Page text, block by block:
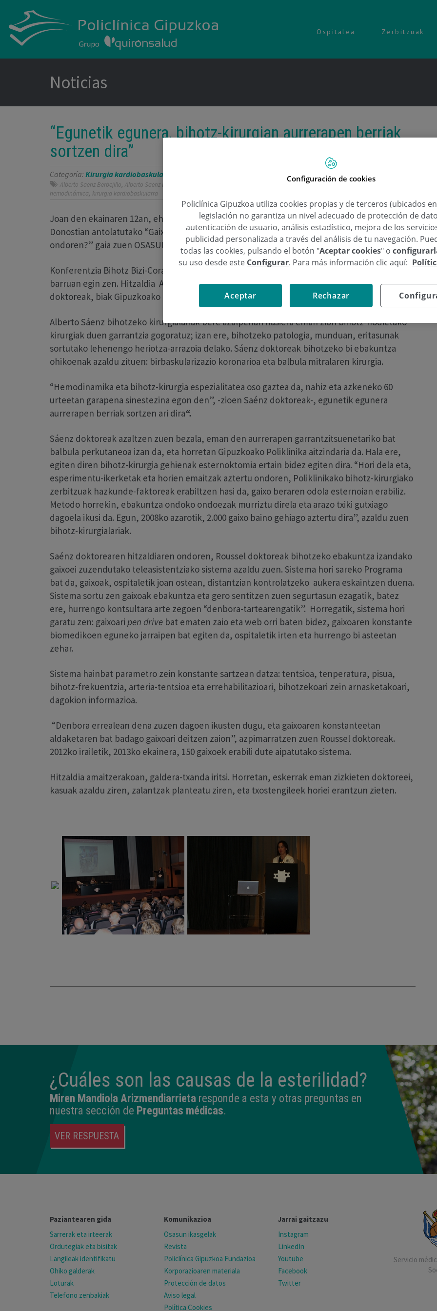
Ospitalea Zerbitzuak
Noticias
“Egunetik egunera, bihotz-kirurgian aurrerapen berriak
sortzen dira”
Categoría: Kirurgia kardiobaskularra 13 de ekaina de 2013
Alberto Saenz Berbejillo, Alberto Saenz Berbejillo , cardiología , , ,
hemodinámica, kirurgia kardiobaskularra
Joan den ekainaren 12an, ehun gipuzkoar inguru gerturatu ziren Gipuzkoako Poliklinikak
Donostian antolatutako “Gaixo Kardiologikoa: Nola hobetu bere bizi-kalitate ebakuntzaren
ondoren?” gaia zuen OSASUNAREN GELARA
Konferentzia Bihotz Bizi-Corazón Vivo Elkarteak antolatutako 2013 Bihotzaren Astearen
barruan egin zen. Hitzaldia Alberto Sáenz bihotz-hodietako kirurgialariak eta Sonia Roussel
doktoreak, biak Gipuzkoako Poliklinikako Bihotz Kirurgiako Zerbitzukoak, eman zuten.
Alberto Sáenz bihotzeko kirurgialariak bere azalpenari hasiera eman zion bihotz-hodietako
kirurgiak duen garrantzia gogoratuz; izan ere, bihotzeko patologia, munduan, eritasunak
sortutako lehenengo heriotza-arrazoia delako. Sáenz doktoreak bihotzeko bi ebakuntza
ohikoenak azaldu zituen: birbaskularizazio koronarioa eta balbula mitralaren kirurgia.
“Hemodinamika eta bihotz-kirurgia espezialitatea oso gaztea da, nahiz eta azkeneko 60
urteetan garapena sinestezina egon den”, -zioen Saénz doktoreak-, egunetik egunera
aurrerapen berriak sortzen ari dira“.
Sáenz doktoreak azaltzen zuen bezala, eman den aurrerapen garrantzitsuenetariko bat
balbula perkutaneoa izan da, eta horretan Gipuzkoako Poliklinika aitzindaria da. Hala ere,
egiten diren bihotz-kirurgia gehienak esternoktomia ertain bidez egiten dira. “Hori dela eta,
esperimentu-ikerketak eta horien emaitzak aztertu ondoren, Poliklinikako bihotz-kirurgiako
zerbitzuak hazkunde-faktoreak erabiltzen hasi da, gaixo beraren odola esternoian erabiliz.
Metodo horrekin, ebakuntza ondoko ondoezak murriztu direla eta arazo txiki gutxiago
dagoela ikusi da. Egun, 2008ko azarotik, 2.000 gaixo baino gehiago aztertu dira”, azaldu zuen
bihotz-kirurgialariak.
Saénz doktorearen hitzaldiaren ondoren, Roussel doktoreak bihotzeko ebakuntza izandako
gaixoei zuzendutako teleasistentziako sistema azaldu zuen. Sistema hori sareko Programa
bat da, gaixoak, ospitaletik joan ostean, distantzian kontrolatzeko aukera eskaintzen duena.
Sistema sortu zen gaixoak ebakuntza eta gero sentitzen zuen segurtasun ezagatik, batez
ere, hurrengo kontsultara arte zegoen “denbora-tartearengatik”. Horregatik, sistema hori
garatu zen: gaixoari pen drive bat ematen zaio eta web orri baten bidez, gaixoaren konstante
biomedikoen eguneko jarraipen bat egiten da, ospitaletik irten eta hurrengo bi asteetan
zehar.
Sistema hainbat parametro zein konstante sartzean datza: tentsioa, tenperatura, pisua,
bihotz-frekuentzia, arteria-tentsioa eta errehabilitazioari, bihotzekoari zein arnasketakoari,
dagokion informazioa.
“Denbora errealean dena zuzen dagoen ikusten dugu, eta gaixoaren konstanteetan
aldaketaren bat badago gaixoari deitzen zaion”, azpimarratzen zuen Roussel doktoreak.
2012ko irailetik, 2013ko ekainera, 150 gaixoek erabili dute aipatutako sistema.
Hitzaldia amaitzerakoan, galdera-txanda iritsi. Horretan, eskerrak eman zizkieten doktoreei,
kasuak azaldu ziren, zalantzak planteatu ziren, eta txostengileek horiei erantzun zieten.
¿Cuáles son las causas de la esterilidad?
Miren Mandiola Arizmendiarrieta responde a esta y otras preguntas en
nuestra sección de Preguntas médicas.
VER RESPUESTA
Paziantearen gida
Sarrerak eta irteerak
Ordutegiak eta bisitak
Langileak identifikatu
Ohiko galderak
Loturak
Telefono zenbakiak
Komunikazioa
Osasun ikasgelak
Revista
Policlínica Gipuzkoa Fundazioa
Korporazioaren materiala
Protección de datos
Aviso legal
Política Cookies
Jarrai gaitzazu
Instagram
LinkedIn
Youtube
Facebook
Twitter
Servicio
Configuración de cookies
Policlínica Gipuzkoa utiliza cookies propias y de terceros (ubicados
legislación no garantiza un nivel adecuado de protección de
autenticación de usuario, análisis estadístico, mejora de los
publicidad personalizada a través del análisis de tu navegación.
todas las cookies, pulsando el botón "Aceptar cookies" o
su uso desde este Configurar. Para más información clic aquí:
Rechazar
Aceptar